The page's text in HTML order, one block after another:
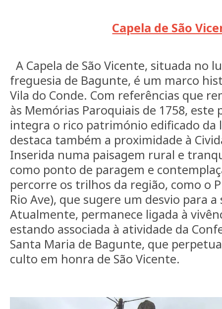
Capela de São
A Capela de São Vicente, situada no
freguesia de Bagunte, é um marco
Vila do Conde. Com referências que
às Memórias Paroquiais de 1758,
integra o rico património edificado da
destaca também a proximidade à
Inserida numa paisagem rural e
como ponto de paragem e
percorre os trilhos da região, como o
Rio Ave), que sugere um desvio para
Atualmente, permanece ligada à
estando associada à atividade da
Santa Maria de Bagunte, que
culto em honra de São Vicente.